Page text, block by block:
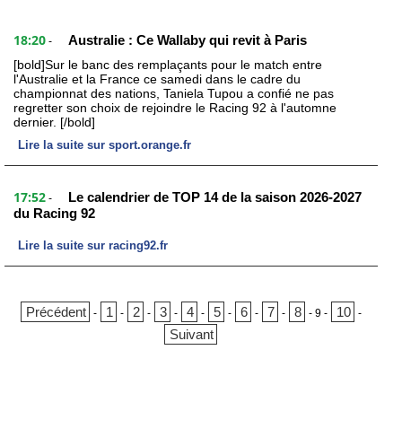
18:20 - Australie : Ce Wallaby qui revit à Paris
[bold]Sur le banc des remplaçants pour le match entre
l'Australie et la France ce samedi dans le cadre du
championnat des nations, Taniela Tupou a confié ne pas
regretter son choix de rejoindre le Racing 92 à l'automne
dernier. [/bold]
Lire la suite sur sport.orange.fr
17:52 -
Le calendrier de TOP 14 de la saison 2026-2027
du Racing 92
Lire la suite sur racing92.fr
Précédent - 1 - 2 - 3 - 4 - 5 - 6 - 7 - 8 -9 - 10 -
Suivant